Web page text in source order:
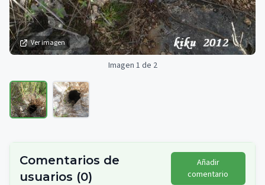
Ver imagen
Imagen 1 de 2
Comentarios de
usuarios (0)
Añadir
comentario